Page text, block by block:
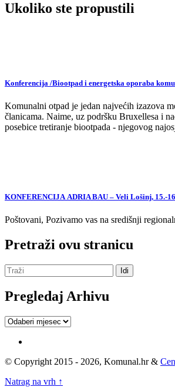
Ukoliko ste propustili
Konferencija /Biootpad i energetska oporaba
Komunalni otpad je jedan najvećih izazova
članicama. Naime, uz podršku Bruxellesa i
posebice tretiranje biootpada - njegovog
KONFERENCIJA ADRIA BAU – Veli Lošinj, 15.-
Poštovani, Pozivamo vas na središnji
Pretraži ovu stranicu
Pregledaj Arhivu
Pregledaj
© Copyright 2015 - 2026, Komunal.hr &
Natrag na vrh ↑